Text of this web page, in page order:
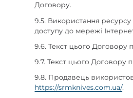
Договору.
9.5. Використання
доступу до мережі
9.6. Текст цього Договору
9.7. Текст цього Договору
9.8. Продавець
https://srmknives.com.ua/.